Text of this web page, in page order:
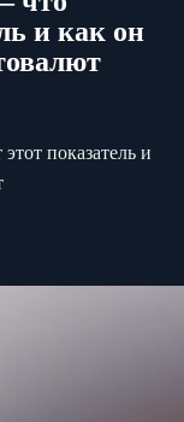
и как он
показатель и